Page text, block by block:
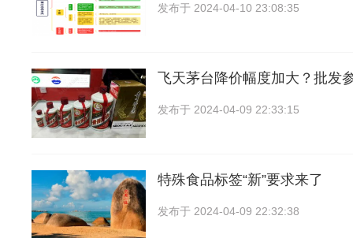
发布于 2024-04-10 23:08:35
飞天茅台降价幅度加大？批发
发布于 2024-04-09 22:33:15
特殊食品标签“新”要求来了
发布于 2024-04-09 22:32:38